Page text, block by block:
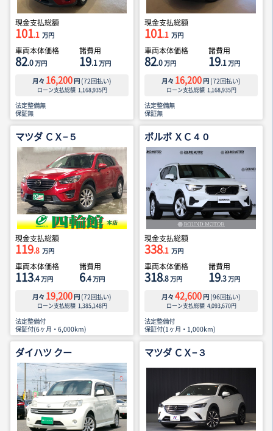
現金支払総額
101.1 万円
車両本体価格
82.0万円
諸費用
19.1万円
月々 16,200 円 (72回払い)
ローン支払総額 1,168,935円
法定整備無
保証無
現金支払総額
101.1 万円
車両本体価格
82.0万円
諸費用
19.1万円
月々 16,200 円 (72回払い)
ローン支払総額 1,168,935円
法定整備無
保証無
マツダ ＣＸ−５
現金支払総額
119.8 万円
車両本体価格
113.4万円
諸費用
6.4万円
月々 19,200 円 (72回払い)
ローン支払総額 1,385,148円
法定整備付
保証付(6ヶ月・6,000km)
ボルボ ＸＣ４０
現金支払総額
338.1 万円
車両本体価格
318.8万円
諸費用
19.3万円
月々 42,600 円 (96回払い)
ローン支払総額 4,093,670円
法定整備付
保証付(1ヶ月・1,000km)
ダイハツ クー マツダ ＣＸ−３